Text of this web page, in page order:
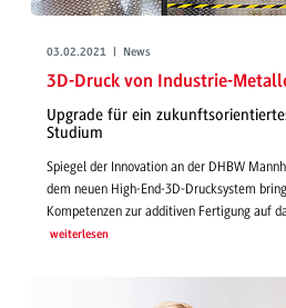
03.02.2021 | News
3D-Druck von Industrie-
Upgrade für ein
Studium
Spiegel der Innovation an der DHBW
dem neuen High-End-3D-Drucksystem
Kompetenzen zur additiven Fertigung auf
weiterlesen